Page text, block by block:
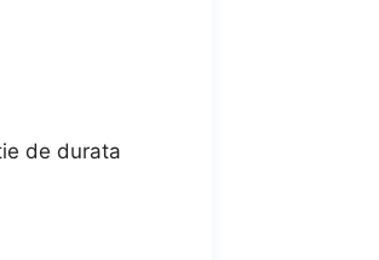
de durata